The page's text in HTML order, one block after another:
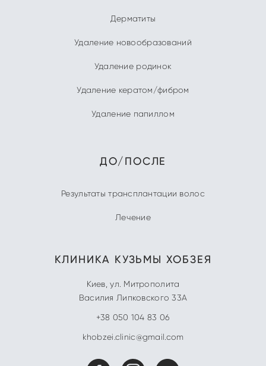
Дерматиты
Удаление новообразований
Удаление родинок
Удаление кератом/фибром
Удаление папиллом
ДО/ПОСЛЕ
Результаты трансплантации волос
Лечение
КЛИНИКА КУЗЬМЫ ХОБЗЕЯ
Киев ,ул. Митрополита
Василия Липковского 33А
+38 050 104 83 06
khobzei.clinic@gmail.com